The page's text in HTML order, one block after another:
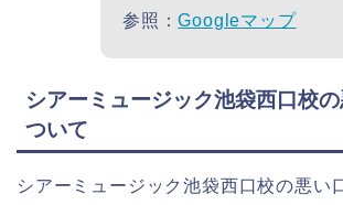
参照：Googleマップ
シアーミュージック池袋西口校
ついて
シアーミュージック池袋西口校の悪い